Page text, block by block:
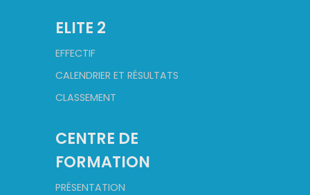
ELITE 2
EFFECTIF
CALENDRIER ET RÉSULTATS
CLASSEMENT
CENTRE DE
FORMATION
PRÉSENTATION